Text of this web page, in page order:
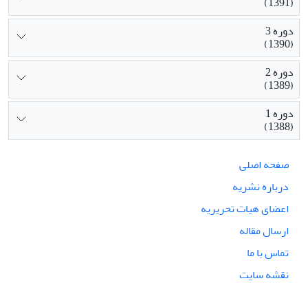
دوره 3
(1390)
دوره 2
(1389)
دوره 1
(1388)
صفحه اصلی
درباره نشریه
اعضای هیات تحریریه
ارسال مقاله
تماس با ما
نقشه سایت